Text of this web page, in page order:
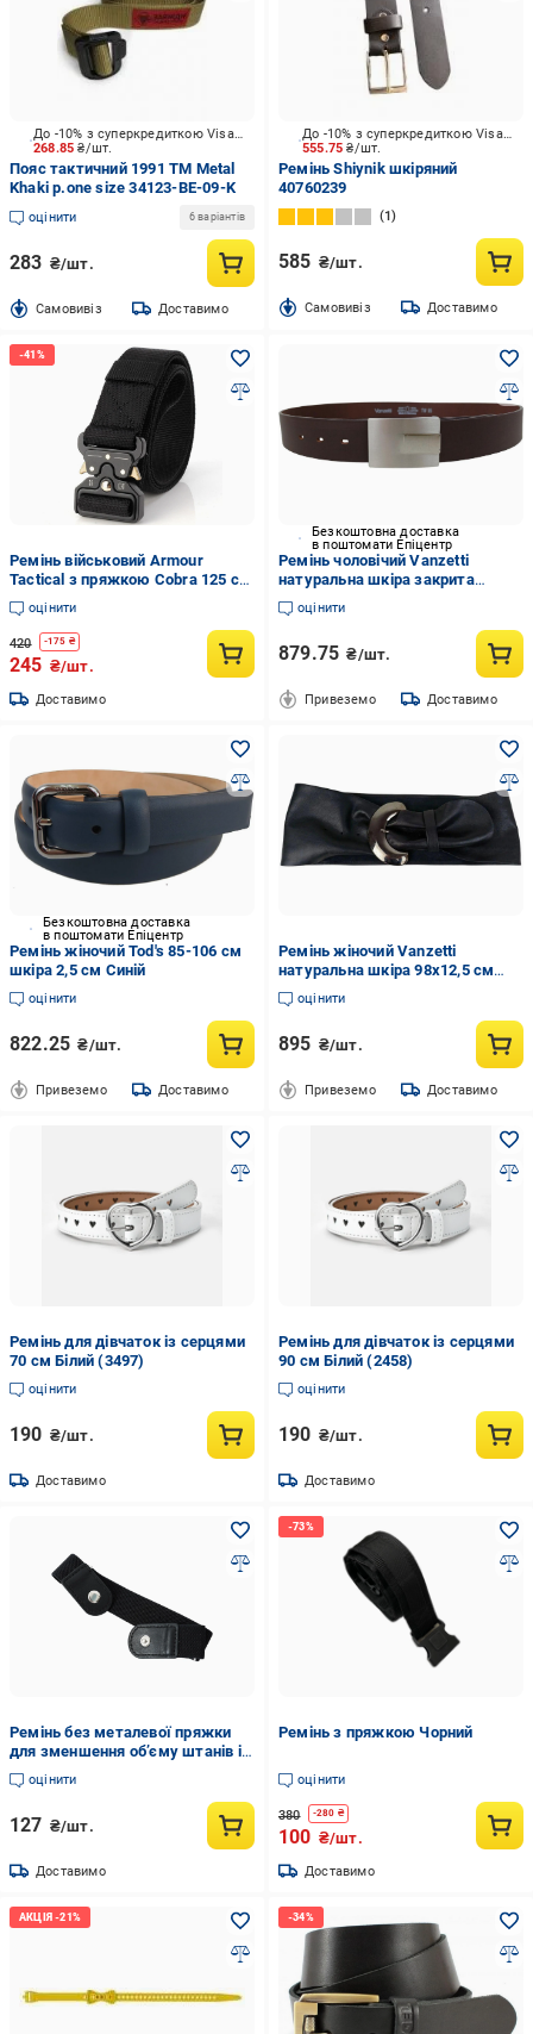
268.85₴/шт.
До -10% з суперкредиткою Visa Вигода
Пояс тактичний 1991 ТМ Metal
Khaki р.one size 34123-BE-09-K
оцінити 6 варіантів
283 ₴/шт.
Cамовивіз Доставимо
555.75₴/шт.
До -10% з суперкредиткою Visa Вигода
Ремінь Shiynik шкіряний
40760239
1
585 ₴/шт.
Cамовивіз Доставимо
Ремінь військовий Armour
Tactical з пряжкою Cobra 125 см
Чорний
оцінити
420 -175 ₴
245 ₴/шт.
Доставимо
Безкоштовна доставка
в поштомати Епіцентр
Ремінь чоловічий Vanzetti
натуральна шкіра закрита
пряжка 3,8 см Темно-
коричневий
оцінити
879.75 ₴/шт.
Привеземо Доставимо
Безкоштовна доставка
в поштомати Епіцентр
Ремінь жіночий Tod's 85-106 см
шкіра 2,5 см Синій
оцінити
822.25 ₴/шт.
Привеземо Доставимо
Ремінь жіночий Vanzetti
натуральна шкіра 98х12,5 см
Чорний (RMT136)
оцінити
895 ₴/шт.
Привеземо Доставимо
Ремінь для дівчаток із серцями
70 см Білий (3497)
оцінити
190 ₴/шт.
Доставимо
Ремінь для дівчаток із серцями
90 см Білий (2458)
оцінити
190 ₴/шт.
Доставимо
Ремінь без металевої пряжки
для зменшення об’єму штанів і
зручної посадки Чорний (R9626)
оцінити
127 ₴/шт.
Доставимо
Ремінь з пряжкою Чорний
оцінити
380 -280 ₴
100 ₴/шт.
Доставимо